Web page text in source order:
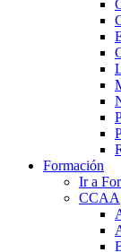
Formación
Ir a
CCAA